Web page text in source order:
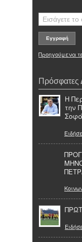
Προηγούμενα
Πρόσφατες
Η
την